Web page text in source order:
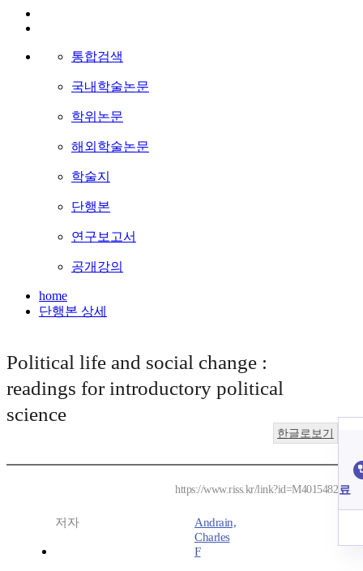
통합검색
국내학술논문
학위논문
해외학술논문
학술지
단행본
연구보고서
공개강의
home
단행본 상세
Political life and social change :
readings for introductory political
science
한글로보기
https://www.riss.kr/link?id=M4015482
저자
Andrain,
Charles
F
료